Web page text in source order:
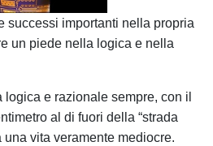
successi importanti nella propria
un piede nella logica e nella
e razionale sempre, con il
al di fuori della “strada
vita veramente mediocre.